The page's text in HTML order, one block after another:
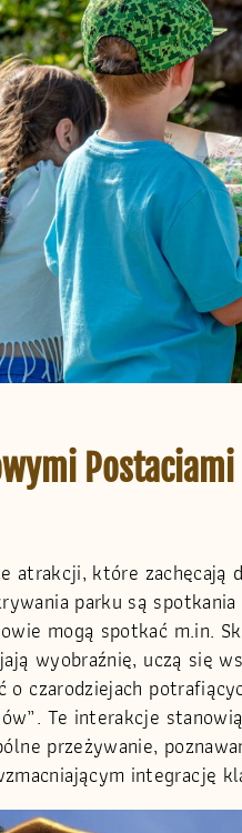
Postaciami
atrakcji, które
parku są
mogą spotkać m.in.
wyobraźnię, uczą się
czarodziejach
Te interakcje
przeżywanie,
integrację